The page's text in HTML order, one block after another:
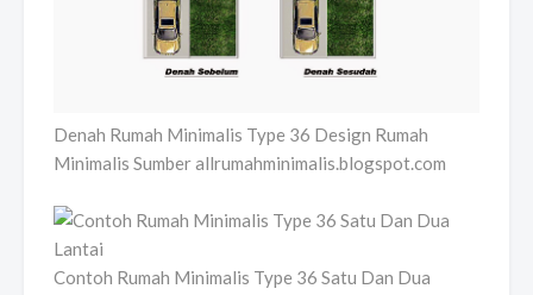
Denah Rumah Minimalis Type 36 Design Rumah
Minimalis Sumber allrumahminimalis.blogspot.com
Contoh Rumah Minimalis Type 36 Satu Dan Dua